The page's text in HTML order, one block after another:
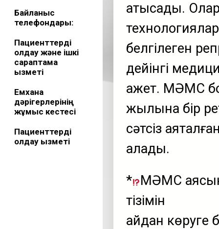
Байланыс
телефондары:
Пациенттерді
қолдау және ішкі
сараптама
қызметі
Емхана
дәрігерлерінің
жұмыс кестесі
Пациенттерді
қолдау қызметі
қатысады.
белгілеген
дейінгі
қажет. МӘМС
жылына бір
сәтсіз
алады.
* МӘМС
тізімін
қайдан көруге